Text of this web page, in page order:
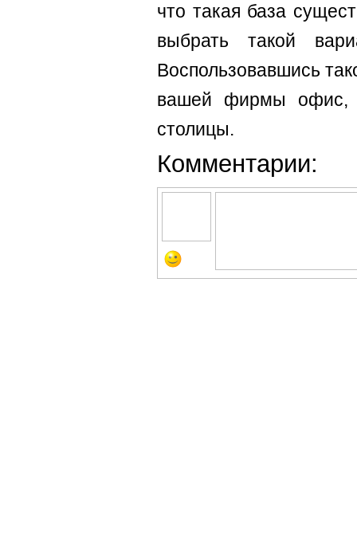
что такая база
выбрать такой
Воспользовавшись
вашей фирмы офис,
столицы.
Комментарии: